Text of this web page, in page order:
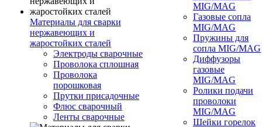
Материалы для сварки
нержавеющих и
жаростойких сталей
Электроды сварочные
Проволока сплошная
Проволока
порошковая
Прутки присадочные
Флюс сварочный
Ленты сварочные
MIG/MAG
Газовые сопла
MIG/MAG
Пружины для
сопла MIG/MAG
Диффузоры
газовые
MIG/MAG
Ролики подачи
проволоки
MIG/MAG
Шейки горелок